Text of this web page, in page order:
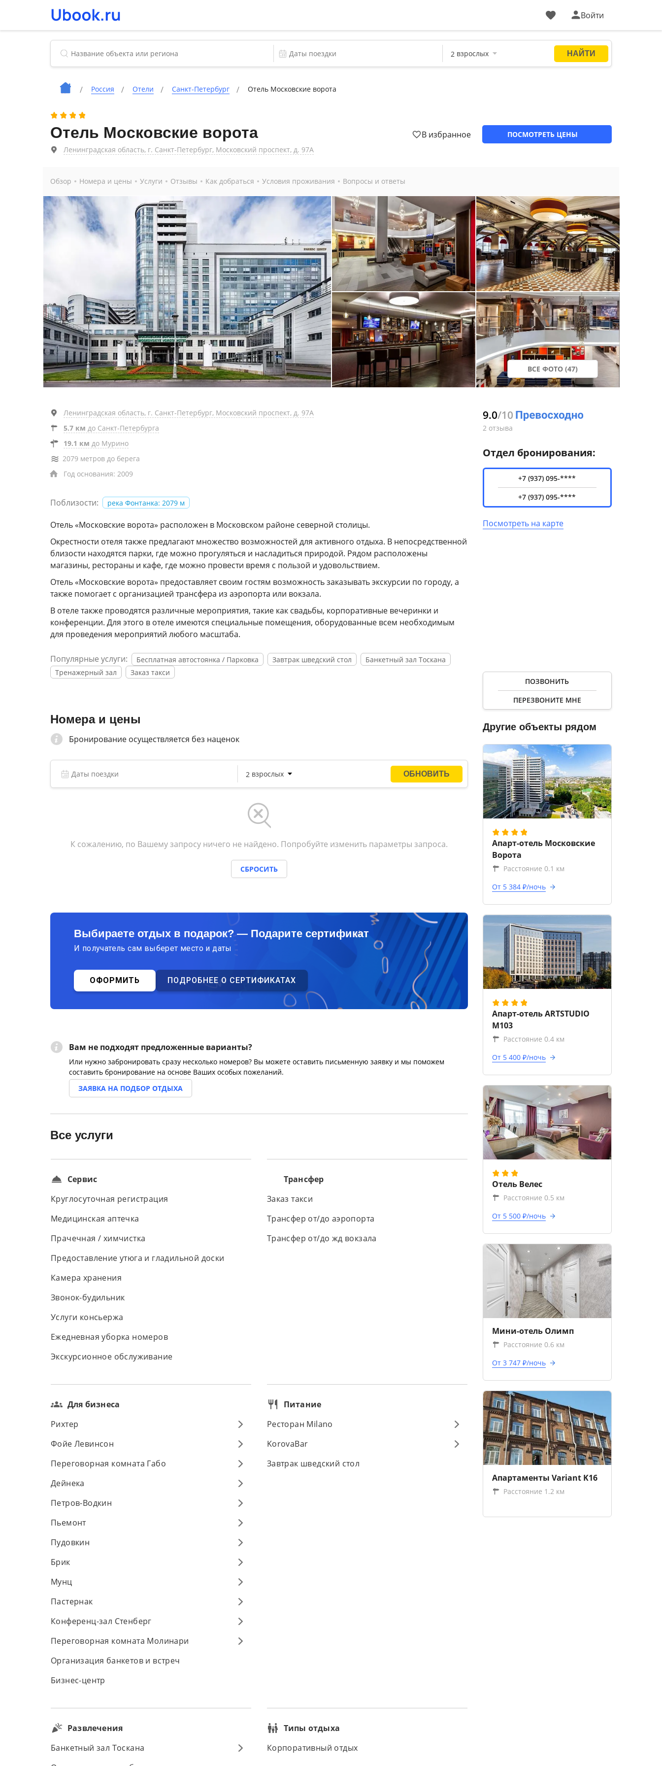
Войти
Россия Отели Санкт-Петербург Отель Московские ворота
Отель Московские ворота
Ленинградская область, г. Санкт-Петербург, Московский проспект, д. 97А
В избранное ПОСМОТРЕТЬ ЦЕНЫ
Обзор Номера и цены Услуги Отзывы Как добраться Условия проживания Вопросы и ответы
ВСЕ ФОТО (47)
Ленинградская область, г. Санкт-Петербург, Московский проспект, д. 97А
5.7 км до Санкт-Петербурга
19.1 км до Мурино
2079 метров до берега
Год основания: 2009
Поблизости: река Фонтанка: 2079 м
Отель «Московские ворота» расположен в Московском районе северной столицы.
Окрестности отеля также предлагают множество возможностей для активного отдыха. В непосредственной
близости находятся парки, где можно прогуляться и насладиться природой. Рядом расположены
магазины, рестораны и кафе, где можно провести время с пользой и удовольствием.
Отель «Московские ворота» предоставляет своим гостям возможность заказывать экскурсии по городу, а
также помогает с организацией трансфера из аэропорта или вокзала.
В отеле также проводятся различные мероприятия, такие как свадьбы, корпоративные вечеринки и
конференции. Для этого в отеле имеются специальные помещения, оборудованные всем необходимым
для проведения мероприятий любого масштаба.
Популярные услуги: Бесплатная автостоянка / Парковка Завтрак шведский стол
Банкетный зал Тоскана
Тренажерный зал
Заказ такси
Номера и цены
Бронирование осуществляется без наценок
К сожалению, по Вашему запросу ничего не найдено. Попробуйте изменить параметры запроса.
СБРОСИТЬ
Выбираете отдых в подарок? — Подарите сертификат
И получатель сам выберет место и даты
ОФОРМИТЬ ПОДРОБНЕЕ О СЕРТИФИКАТАХ
Вам не подходят предложенные варианты?
Или нужно забронировать сразу несколько номеров? Вы можете оставить письменную заявку и мы поможем
составить бронирование на основе Ваших особых пожеланий.
ЗАЯВКА НА ПОДБОР ОТДЫХА
Все услуги
Сервис
Круглосуточная регистрация
Медицинская аптечка
Прачечная / химчистка
Предоставление утюга и гладильной доски
Камера хранения
Звонок-будильник
Услуги консьержа
Ежедневная уборка номеров
Экскурсионное обслуживание
Трансфер
Заказ такси
Трансфер от/до аэропорта
Трансфер от/до жд вокзала
Для бизнеса
Рихтер
Фойе Левинсон
Переговорная комната Габо
Дейнека
Петров-Водкин
Пьемонт
Пудовкин
Брик
Мунц
Пастернак
Конференц-зал Стенберг
Переговорная комната Молинари
Организация банкетов и встреч
Бизнес-центр
Питание
Ресторан Milano
KorovaBar
Завтрак шведский стол
Развлечения
Банкетный зал Тоскана
Типы отдыха
Корпоративный отдых
9.0/10
2 отзыва
Отдел бронирования:
+7 (937) 095-****
+7 (937) 095-****
Посмотреть на карте
ПОЗВОНИТЬ
ПЕРЕЗВОНИТЕ МНЕ
Другие объекты рядом
Апарт-отель Московские
Ворота
Расстояние 0.1 км
От 5 384 ₽/ночь
Апарт-отель ARTSTUDIO
M103
Расстояние 0.4 км
От 5 400 ₽/ночь
Отель Велес
Расстояние 0.5 км
От 5 500 ₽/ночь
Мини-отель Олимп
Расстояние 0.6 км
От 3 747 ₽/ночь
Апартаменты Variant K16
Расстояние 1.2 км